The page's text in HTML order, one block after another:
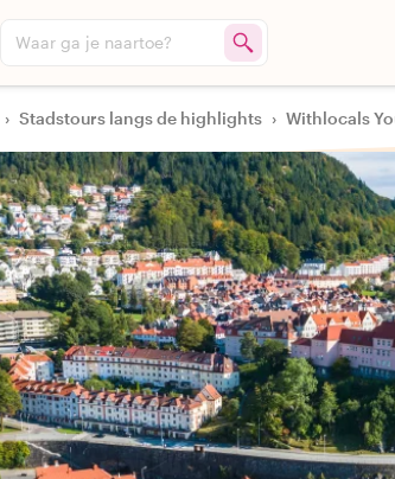
Waar ga je naartoe?
› Stadstours langs de highlights › Withlocals